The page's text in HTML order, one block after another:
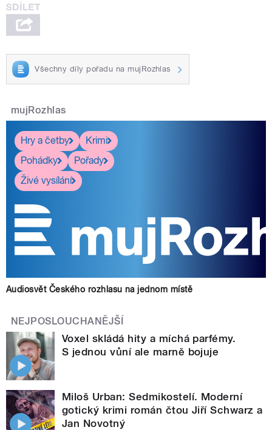
Všechny díly pořadu na mujRozhlas
mujRozhlas
Hry a četby
Krimi
Pohádky
Pořady
Živé vysílání
Audiosvět Českého rozhlasu na jednom místě
NEJPOSLOUCHANĚJŠÍ
Voxel skládá hity a míchá parfémy.
S jednou vůní ale marně bojuje
Miloš Urban: Sedmikostelí. Moderní
gotický krimi román čtou Jiří Schwarz a
Jan Novotný